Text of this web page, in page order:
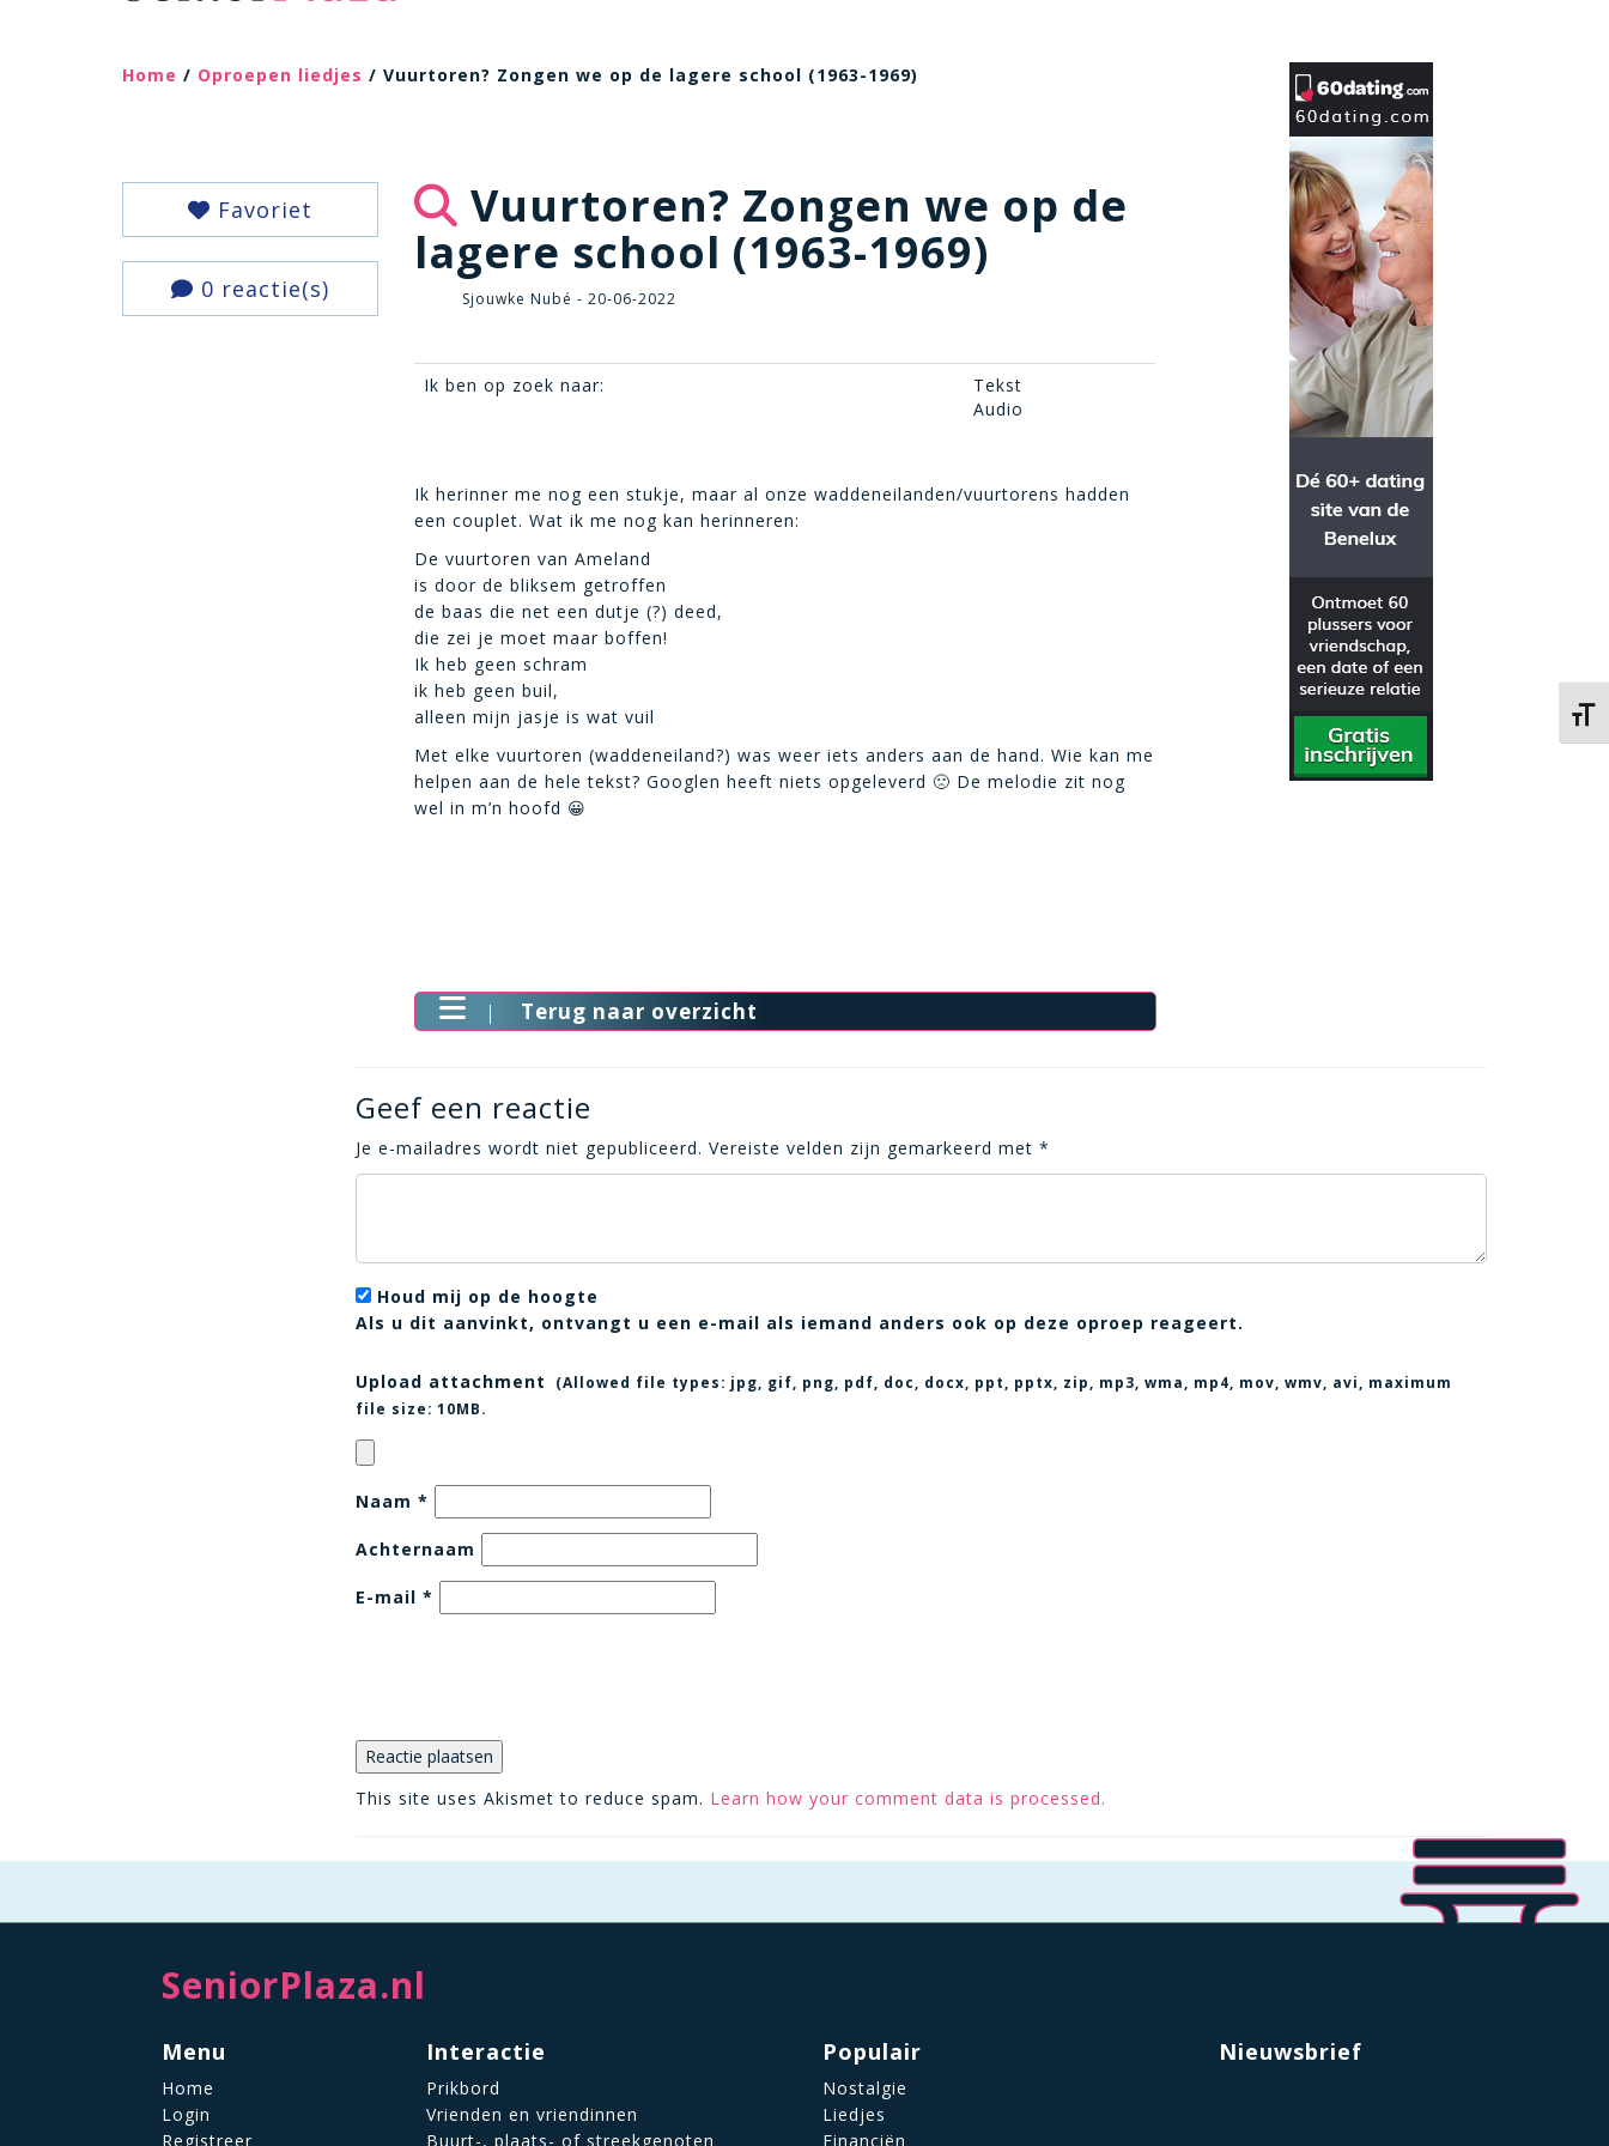
Home / Oproepen liedjes / Vuurtoren? Zongen we op de lagere school (1963-1969)
Favoriet
0 reactie(s)
Vuurtoren? Zongen we op de
lagere school (1963-1969)
Sjouwke Nubé - 20-06-2022
Ik ben op zoek naar:
Tekst
Audio
Ik herinner me nog een stukje, maar al onze waddeneilanden/vuurtorens hadden
een couplet. Wat ik me nog kan herinneren:
De vuurtoren van Ameland
is door de bliksem getroffen
de baas die net een dutje (?) deed,
die zei je moet maar boffen!
Ik heb geen schram
ik heb geen buil,
alleen mijn jasje is wat vuil
Met elke vuurtoren (waddeneiland?) was weer iets anders aan de hand. Wie kan me
helpen aan de hele tekst? Googlen heeft niets opgeleverd 🙁 De melodie zit nog
wel in m’n hoofd 😀
Terug naar overzicht
Geef een reactie
Je e-mailadres wordt niet gepubliceerd. Vereiste velden zijn gemarkeerd met *
Houd mij op de hoogte
Als u dit aanvinkt, ontvangt u een e-mail als iemand anders ook op deze oproep reageert.
Upload attachment (Allowed file types: jpg, gif, png, pdf, doc, docx, ppt, pptx, zip, mp3, wma, mp4, mov, wmv, avi
, maximum
file size: 10MB.
Naam *
Achternaam
E-mail *
This site uses Akismet to reduce spam. Learn how your comment data is processed.
SeniorPlaza.nl
Menu
Home
Login
Registreer
Interactie
Prikbord
Vrienden en vriendinnen
Buurt-, plaats- of streekgenoten
Populair
Nostalgie
Liedjes
Financiën
Nieuwsbrief